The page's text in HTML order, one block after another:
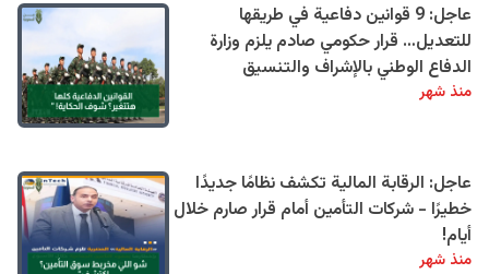
عاجل: 9 قوانين دفاعية في طريقها
للتعديل… قرار حكومي صادم يلزم وزارة
الدفاع الوطني بالإشراف والتنسيق
منذ شهر
عاجل: الرقابة المالية تكشف نظامًا جديدًا
خطيرًا - شركات التأمين أمام قرار صارم خلال
أيام!
منذ شهر